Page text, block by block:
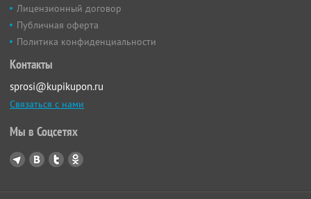
Лицензионный договор
Публичная оферта
Политика конфиденциальности
Контакты
sprosi@kupikupon.ru
Связаться с нами
Мы в Соцсетях